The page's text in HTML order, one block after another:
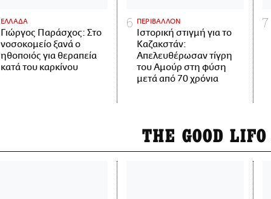
ΕΛΛΑΔΑ
Γιώργος Παράσχος: Στο
νοσοκομείο ξανά ο
ηθοποιός για θεραπεία
κατά του καρκίνου
ΠΕΡΙΒΑΛΛΟΝ
Ιστορική στιγμή για το
Καζακστάν:
Απελευθέρωσαν τίγρη
του Αμούρ στη φύση
μετά από 70 χρόνια
THE GOOD LIFO